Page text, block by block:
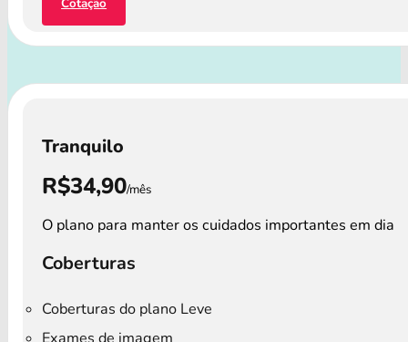
Cotação
Tranquilo
R$34,90/mês
O plano para manter os cuidados importantes em dia
Coberturas
Coberturas do plano Leve